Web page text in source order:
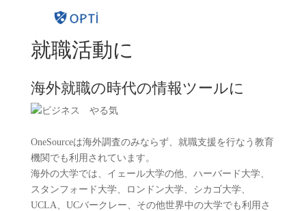
就職活動に
海外就職の時代の情報ツールに
OneSourceは海外調査のみならず、就職支援を行なう教育
機関でも利用されています。
海外の大学では、イェール大学の他、ハーバード大学、
スタンフォード大学、ロンドン大学、シカゴ大学、
UCLA、UCバークレー、その他世界中の大学でも利用さ